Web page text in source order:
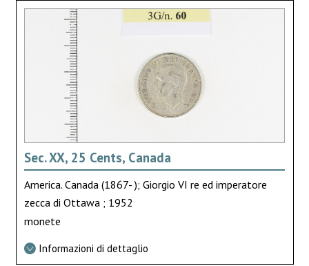
Sec. XX, 25 Cents, Canada
America. Canada (1867- ); Giorgio VI re ed imperatore
zecca di Ottawa ; 1952
monete
Informazioni di dettaglio